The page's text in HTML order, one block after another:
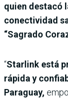
quien destacó
conectividad
“Sagrado
“Starlink está
rápida y
Paraguay,